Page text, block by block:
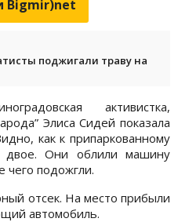
Bigmir)net
поджигали траву на
активистка,
Элиса Сидей показала
как к припаркованному
Они облили машину
чего подожгли.
отсек. На место прибыли
автомобиль.